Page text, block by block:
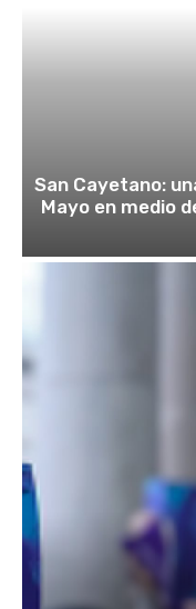
San Cayetano:
Mayo en medio